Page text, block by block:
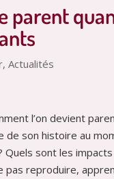
parent
,Actualités
l’on devient
de son histoire au
sont les impacts
pas reproduire,